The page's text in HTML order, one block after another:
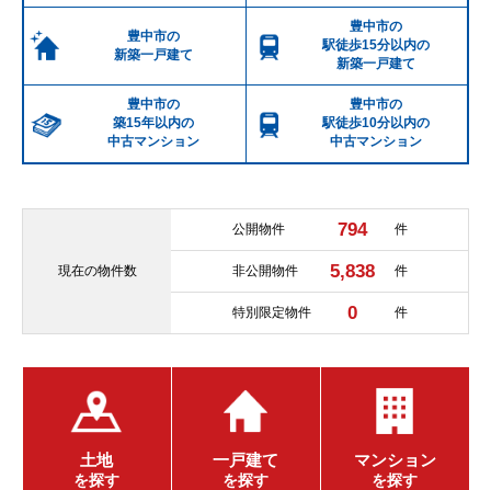
豊中市の
新築一戸建て
豊中市の
駅徒歩15分以内の
新築一戸建て
豊中市の
築15年以内の
中古マンション
豊中市の
駅徒歩10分以内の
中古マンション
現在の物件数
公開物件 794 件
非公開物件 5,838 件
特別限定物件 0 件
土地
を探す
一戸建て
を探す
マンション
を探す